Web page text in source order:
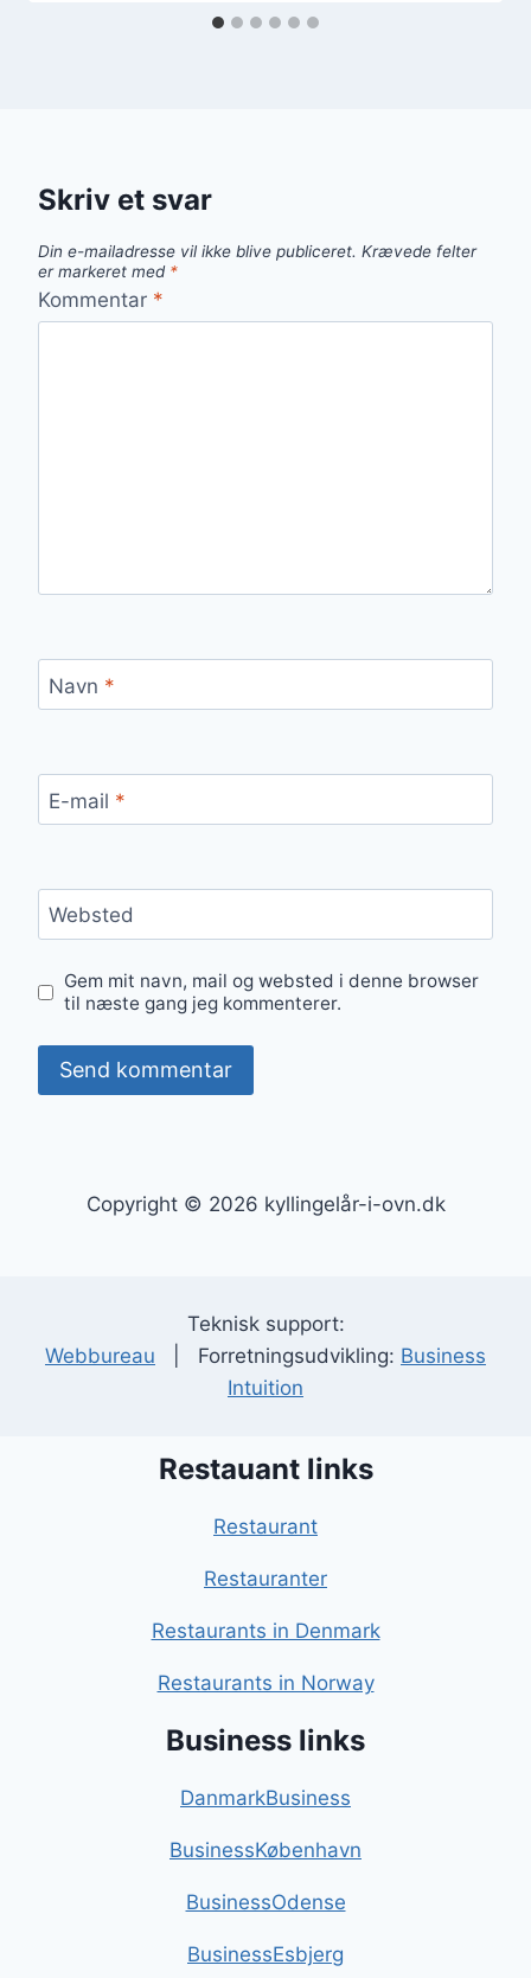
Skriv et svar
Din e-mailadresse vil ikke blive publiceret. Krævede felter
er markeret med *
Kommentar *
Navn *
E-mail *
Websted
Gem mit navn, mail og websted i denne browser
til næste gang jeg kommenterer.
Copyright © 2026 kyllingelår-i-ovn.dk
Teknisk support:
Webbureau | Forretningsudvikling: Business
Intuition
Restauant links
Restaurant
Restauranter
Restaurants in Denmark
Restaurants in Norway
Business links
DanmarkBusiness
BusinessKøbenhavn
BusinessOdense
BusinessEsbjerg